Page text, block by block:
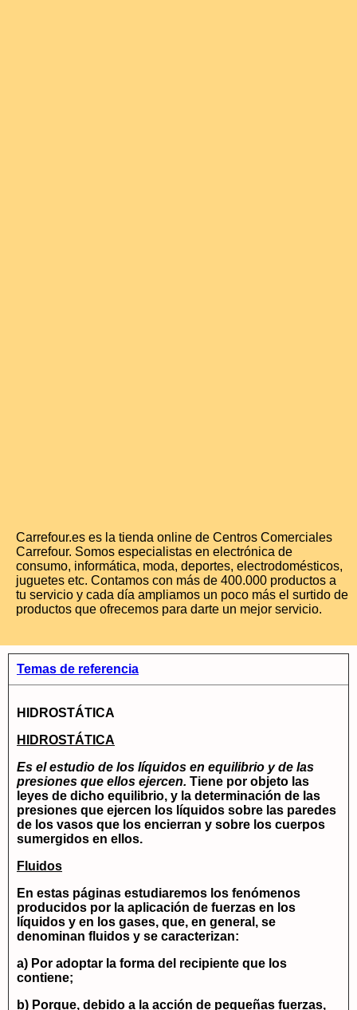
Carrefour.es es la tienda online de Centros Comerciales
Carrefour. Somos especialistas en electrónica de
consumo, informática, moda, deportes, electrodomésticos,
juguetes etc. Contamos con más de 400.000 productos a
tu servicio y cada día ampliamos un poco más el surtido de
productos que ofrecemos para darte un mejor servicio.
Temas de referencia
HIDROSTÁTICA
HIDROSTÁTICA
Es el estudio de los líquidos en equilibrio y de las
presiones que ellos ejercen. Tiene por objeto las
leyes de dicho equilibrio, y la determinación de las
presiones que ejercen los líquidos sobre las paredes
de los vasos que los encierran y sobre los cuerpos
sumergidos en ellos.
Fluidos
En estas páginas estudiaremos los fenómenos
producidos por la aplicación de fuerzas en los
líquidos y en los gases, que, en general, se
denominan fluidos y se caracterizan:
a) Por adoptar la forma del recipiente que los
contiene;
b) Porque, debido a la acción de pequeñas fuerzas,